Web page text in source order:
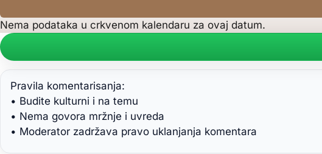
Nema podataka u crkvenom kalendaru za ovaj datum.
Pravila komentarisanja:
• Budite kulturni i na temu
• Nema govora mržnje i uvreda
• Moderator zadržava pravo uklanjanja komentara